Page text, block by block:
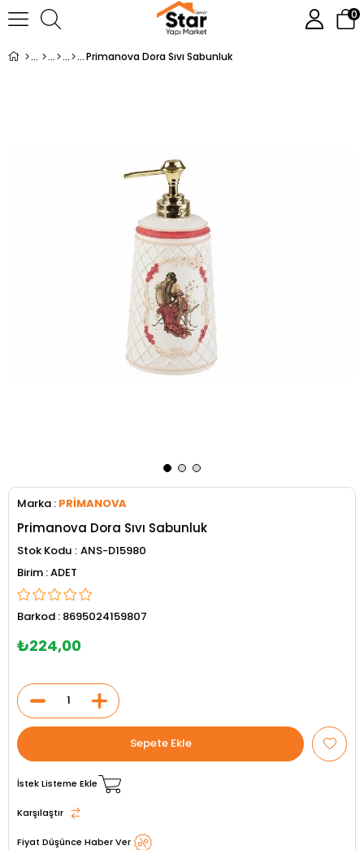
0
Primanova Dora Sıvı Sabunluk
Marka : PRİMANOVA
Primanova Dora Sıvı Sabunluk
Stok Kodu ANS-D15980
ADET
Barkod : 8695024159807
₺224,00
İstek Listeme Ekle
Karşılaştır
Fiyat Düşünce Haber Ver